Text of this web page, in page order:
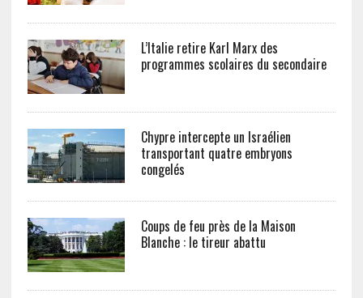
L’Italie retire Karl Marx des
programmes scolaires du secondaire
Chypre intercepte un Israélien
transportant quatre embryons
congelés
Coups de feu près de la Maison
Blanche : le tireur abattu